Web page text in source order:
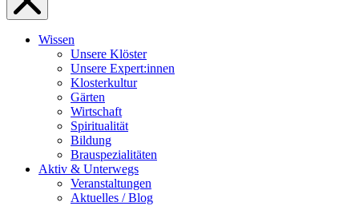
Wissen
Unsere Klöster
Unsere Expert:innen
Klosterkultur
Gärten
Wirtschaft
Spiritualität
Bildung
Brauspezialitäten
Aktiv & Unterwegs
Veranstaltungen
Aktuelles / Blog